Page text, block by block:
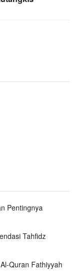
Pentingnya
Tahfidz
Quran Fathiyyah